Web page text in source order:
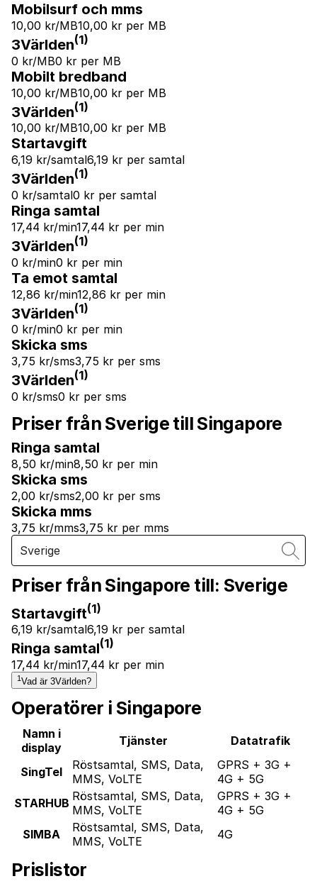
Mobilsurf och mms
10,00 kr/MB10,00 kr per MB
3Världen(1)
0 kr/MB0 kr per MB
Mobilt bredband
10,00 kr/MB10,00 kr per MB
3Världen(1)
10,00 kr/MB10,00 kr per MB
Startavgift
6,19 kr/samtal6,19 kr per samtal
3Världen(1)
0 kr/samtal0 kr per samtal
Ringa samtal
17,44 kr/min17,44 kr per min
3Världen(1)
0 kr/min0 kr per min
Ta emot samtal
12,86 kr/min12,86 kr per min
3Världen(1)
0 kr/min0 kr per min
Skicka sms
3,75 kr/sms3,75 kr per sms
3Världen(1)
0 kr/sms0 kr per sms
Priser från Sverige till Singapore
Ringa samtal
8,50 kr/min8,50 kr per min
Skicka sms
2,00 kr/sms2,00 kr per sms
Skicka mms
3,75 kr/mms3,75 kr per mms
Priser från Singapore till: Sverige
Startavgift(1)
6,19 kr/samtal6,19 kr per samtal
Ringa samtal(1)
17,44 kr/min17,44 kr per min
1Vad är 3Världen?
Operatörer i Singapore
Namn i
display
Tjänster Datatrafik
SingTel
Röstsamtal, SMS, Data,
MMS, VoLTE
GPRS + 3G +
4G + 5G
STARHUB Röstsamtal, SMS, Data,
MMS, VoLTE
GPRS + 3G +
4G + 5G
SIMBA
Röstsamtal, SMS, Data,
MMS, VoLTE
4G
Prislistor